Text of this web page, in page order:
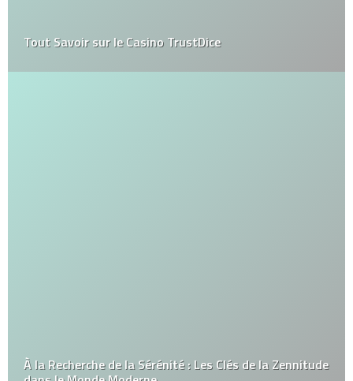
Tout Savoir sur le Casino TrustDice
À la Recherche de la Sérénité : Les Clés de la Zennitude